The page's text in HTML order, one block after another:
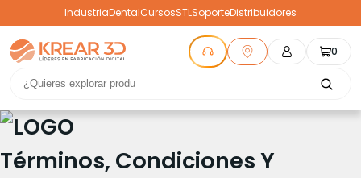
IndustriaDentalCursosSTLSoporteDistribuidores
0
Términos, Condiciones Y